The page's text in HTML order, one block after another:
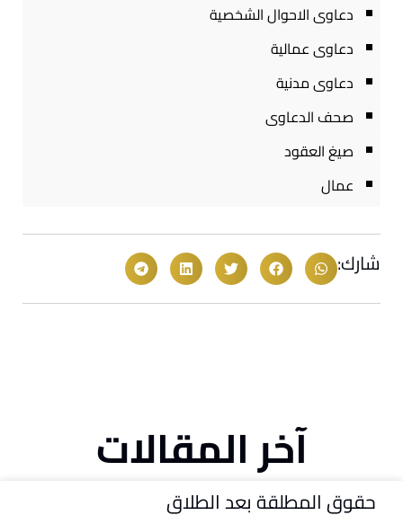
دعاوى الاحوال الشخصية
دعاوى عمالية
دعاوى مدنية
صحف الدعاوى
صيغ العقود
عمال
شارك:
آخر المقالات
حقوق المطلقة بعد الطلاق